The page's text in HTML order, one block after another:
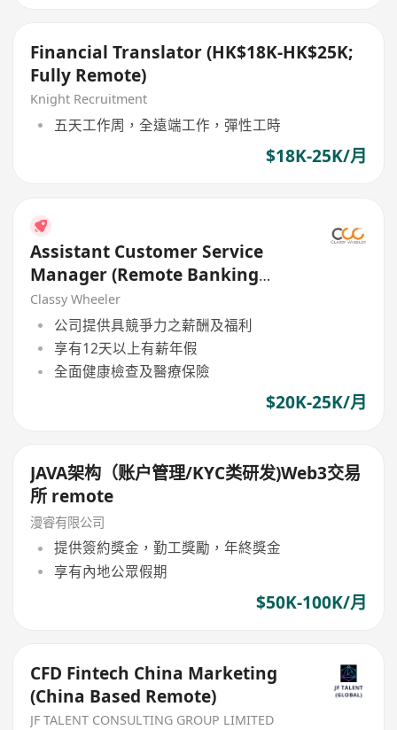
Financial Translator (HK$18K-HK$25K;
Fully Remote)
Knight Recruitment
五天工作周，全遠端工作，彈性工時
$18K-25K/月
Assistant Customer Service
Manager (Remote Banking
Centre)
Classy Wheeler
公司提供具競爭力之薪酬及福利
享有12天以上有薪年假
全面健康檢查及醫療保險
$20K-25K/月
JAVA架构（账户管理/KYC类研发)Web3交易
所 remote
漫睿有限公司
提供簽約獎金，勤工獎勵，年終獎金
享有內地公眾假期
$50K-100K/月
CFD Fintech China Marketing
(China Based Remote)
JF TALENT CONSULTING GROUP LIMITED